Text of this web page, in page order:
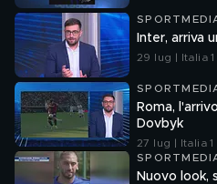
Inter, arriva
29 lug | Italia 1
Roma,
Dovbyk
27 lug | Italia 1
Nuovo look,